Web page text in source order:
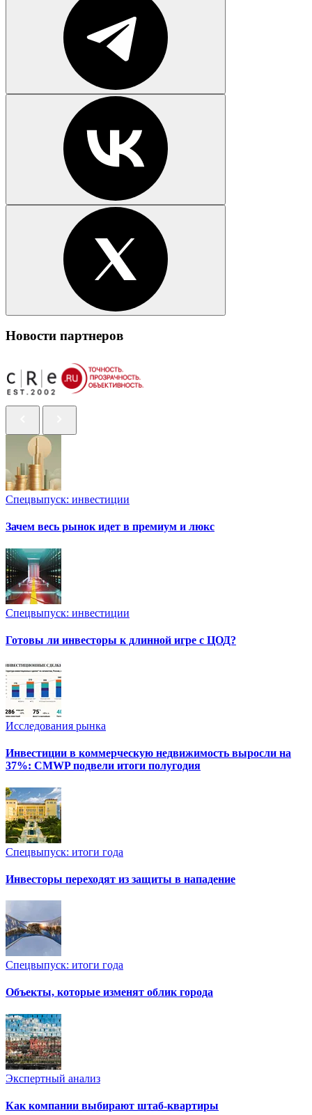
Новости партнеров
Спецвыпуск: инвестиции
Зачем весь рынок идет в премиум и люкс
Спецвыпуск: инвестиции
Готовы ли инвесторы к длинной игре с ЦОД?
Исследования рынка
Инвестиции в коммерческую недвижимость выросли на
37%: CMWP подвели итоги полугодия
Спецвыпуск: итоги года
Инвесторы переходят из защиты в нападение
Спецвыпуск: итоги года
Объекты, которые изменят облик города
Экспертный анализ
Как компании выбирают штаб-квартиры